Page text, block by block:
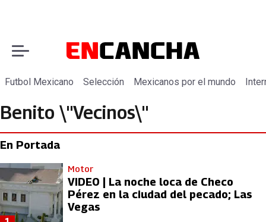
Futbol Mexicano Selección Mexicanos por el mundo
Benito \"Vecinos\"
En Portada
Motor
VIDEO | La noche loca de Checo
Pérez en la ciudad del pecado; Las
Vegas